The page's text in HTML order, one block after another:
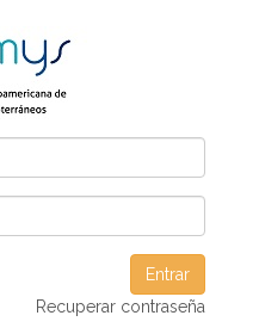
Entrar
Recuperar contraseña